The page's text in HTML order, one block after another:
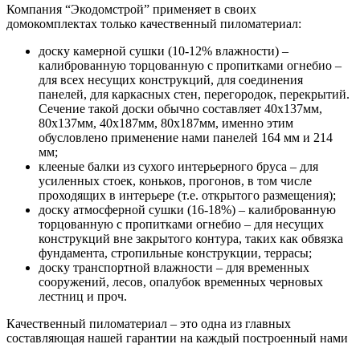
Компания “Экодомстрой” применяет в своих
домокомплектах только качественный пиломатериал:
доску камерной сушки (10-12% влажности) –
калиброванную торцованную с пропитками огнебио –
для всех несущих конструкций, для соединения
панелей, для каркасных стен, перегородок, перекрытий.
Сечение такой доски обычно составляет 40х137мм,
80х137мм, 40х187мм, 80х187мм, именно этим
обусловлено применение нами панелей 164 мм и 214
мм;
клееные балки из сухого интерьерного бруса – для
усиленных стоек, коньков, прогонов, в том числе
проходящих в интерьере (т.е. открытого размещения);
доску атмосферной сушки (16-18%) – калиброванную
торцованную с пропитками огнебио – для несущих
конструкций вне закрытого контура, таких как обвязка
фундамента, стропильные конструкции, террасы;
доску транспортной влажности – для временных
сооружений, лесов, опалубок временных черновых
лестниц и проч.
Качественный пиломатериал – это одна из главных
составляющая нашей гарантии на каждый построенный нами